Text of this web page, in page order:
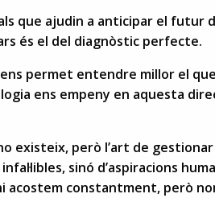
que ajudin a anticipar el futur
és el del diagnòstic perfecte.
permet entendre millor el
ens empeny en aquesta
existeix, però l’art de
sinó d’aspiracions
acostem constantment, però